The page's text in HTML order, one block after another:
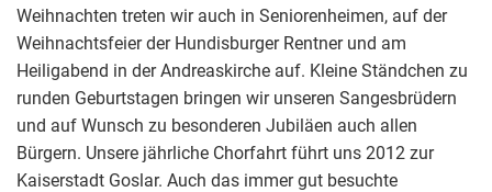
Weihnachten treten wir auch in Seniorenheimen, auf der
Weihnachtsfeier der Hundisburger Rentner und am
Heiligabend in der Andreaskirche auf. Kleine Ständchen zu
runden Geburtstagen bringen wir unseren Sangesbrüdern
und auf Wunsch zu besonderen Jubiläen auch allen
Bürgern. Unsere jährliche Chorfahrt führt uns 2012 zur
Kaiserstadt Goslar. Auch das immer gut besuchte